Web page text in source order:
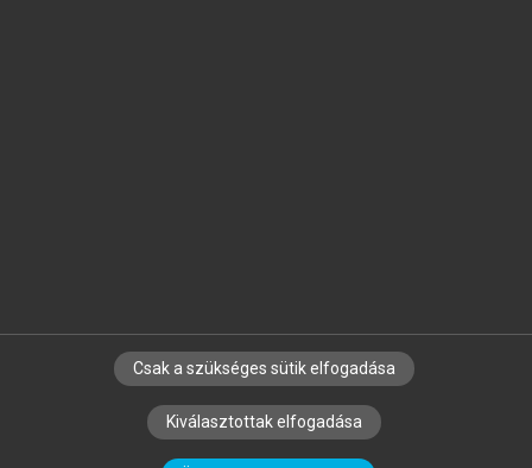
SZERZŐKNEK CÉGEKNEK KÖNYVTÁROSOKNAK
SZERKESZTÉSI ÉS LEKTORÁLÁSI ALAPELVEK
Csak a szükséges sütik elfogadása
Kiválasztottak elfogadása